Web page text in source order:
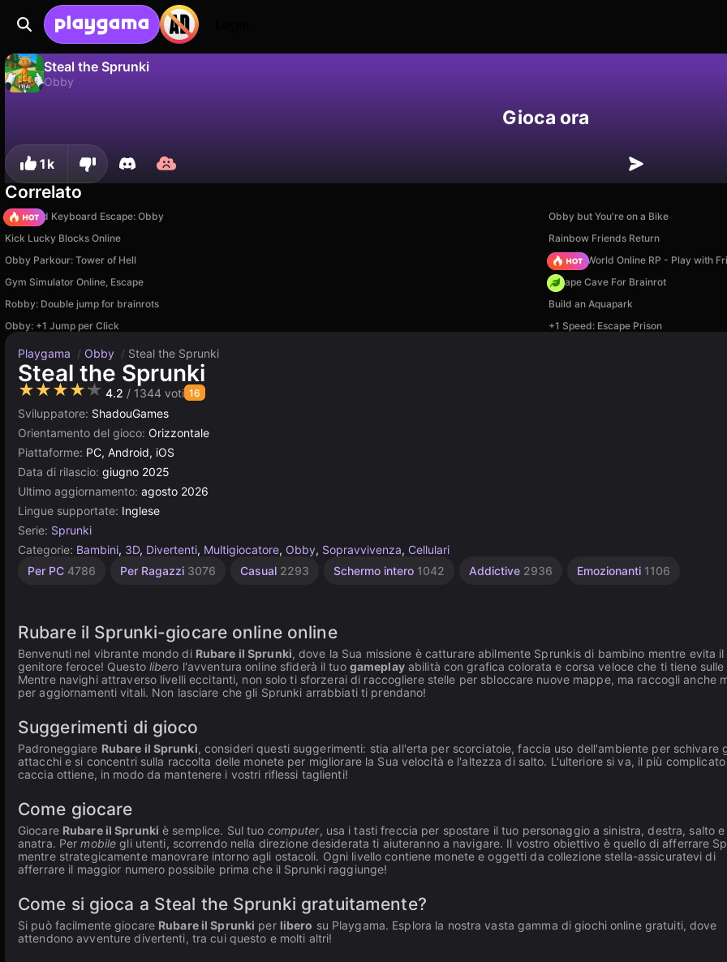
Steal the Sprunki
Obby
Gioca ora
1k
Correlato
+1 Speed Keyboard Escape: Obby
Obby but You're on a Bike
Kick Lucky Blocks Online
Rainbow Friends Return
Obby Parkour: Tower of Hell
Sprunki World Online RP - Play with
Gym Simulator Online, Escape
Escape Cave For Brainrot
Robby: Double jump for brainrots
Build an Aquapark
Obby: +1 Jump per Click
+1 Speed: Escape Prison
Playgama / Obby / Steal the Sprunki
Steal the Sprunki
★★★★★ 4.2 / 1344 voti 16
Sviluppatore: ShadouGames
Orientamento del gioco: Orizzontale
Piattaforme: PC, Android, iOS
Data di rilascio: giugno 2025
Ultimo aggiornamento: agosto 2026
Lingue supportate: Inglese
Serie: Sprunki
Categorie: Bambini, 3D, Divertenti, Multigiocatore, Obby, Sopravvivenza, Cellulari
Per PC 4786 Per Ragazzi 3076 Casual 2293 Schermo intero 1042 Addictive 2936 Emozionanti 1106
Roblox
Senza
Agility
Desktop
Alta
Russi
Per
Browser
Unity
Rubare il Sprunki-giocare online online
Benvenuti nel vibrante mondo di Rubare il Sprunki, dove la Sua missione è catturare abilmente Sprunkis di bambino mentre evita il
genitore feroce! Questo libero l'avventura online sfiderà il tuo gameplayabilità con grafica colorata e corsa veloce che ti tiene sulle
Mentre navighi attraverso livelli eccitanti, non solo ti sforzerai di raccogliere stelle per sbloccare nuove mappe, ma raccogli anche
per aggiornamenti vitali. Non lasciare che gli Sprunki arrabbiati ti prendano!
Suggerimenti di gioco
Padroneggiare Rubare il Sprunki, consideri questi suggerimenti: stia all'erta per scorciatoie, faccia uso dell'ambiente per schivare
attacchi e si concentri sulla raccolta delle monete per migliorare la Sua velocità e l'altezza di salto. L'ulteriore si va, il più complicato
caccia ottiene, in modo da mantenere i vostri riflessi taglienti!
Come giocare
Giocare Rubare il Sprunki è semplice. Sul tuo computer, usa i tasti freccia per spostare il tuo personaggio a sinistra, destra, salto e
anatra. Permobile gli utenti, scorrendo nella direzione desiderata ti aiuteranno a navigare. Il vostro obiettivo è quello di afferrare
mentre strategicamente manovrare intorno agli ostacoli. Ogni livello contiene monete e oggetti da collezione stella-assicuratevi di
afferrare il maggior numero possibile prima che il Sprunki raggiunge!
Come si gioca a Steal the Sprunki gratuitamente?
Si può facilmente giocare Rubare il Sprunki per libero su Playgama. Esplora la nostra vasta gamma di giochi online gratuiti, dove
attendono avventure divertenti, tra cui questo e molti altri!